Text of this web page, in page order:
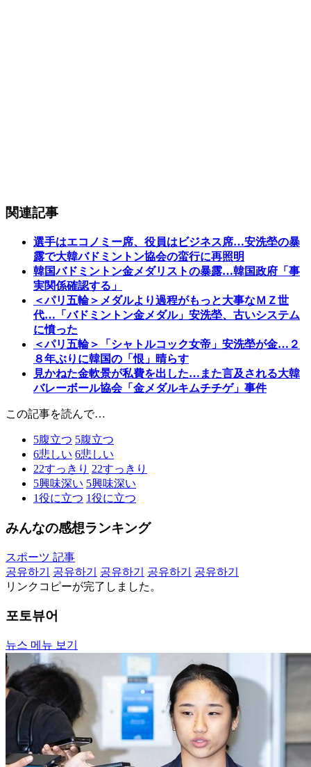
関連記事
選手はエコノミー席、役員はビジネス席…安洗塋の暴
露で大韓バドミントン協会の蛮行に再照明
韓国バドミントン金メダリストの暴露…韓国政府「事
実関係確認する」
＜パリ五輪＞メダルより過程がもっと大事なＭＺ世
代…「バドミントン金メダル」安洗塋、古いシステム
に憤った
＜パリ五輪＞「シャトルコック女帝」安洗塋が金…２
８年ぶりに韓国の「恨」晴らす
見かねた金軟景が私費を出した…また言及される大韓
バレーボール協会「金メダルキムチチゲ」事件
この記事を読んで…
5腹立つ 5腹立つ
6悲しい 6悲しい
22すっきり 22すっきり
5興味深い 5興味深い
1役に立つ 1役に立つ
みんなの感想ランキング
スポーツ 記事
공유하기
공유하기 공유하기 공유하기
공유하기
リンクコピーが完了しました。
포토뷰어
뉴스 메뉴 보기